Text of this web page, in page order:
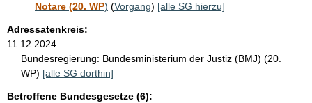
Notare (20. WP) (Vorgang) [alle SG hierzu]
Adressatenkreis:
11.12.2024
Bundesregierung: Bundesministerium der Justiz (BMJ) (20.
WP) [alle SG dorthin]
Betroffene Bundesgesetze (6):